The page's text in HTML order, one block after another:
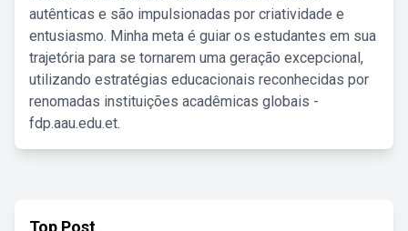
autênticas e são impulsionadas por criatividade e
entusiasmo. Minha meta é guiar os estudantes em sua
trajetória para se tornarem uma geração excepcional,
utilizando estratégias educacionais reconhecidas por
renomadas instituições acadêmicas globais -
fdp.aau.edu.et.
Top Post